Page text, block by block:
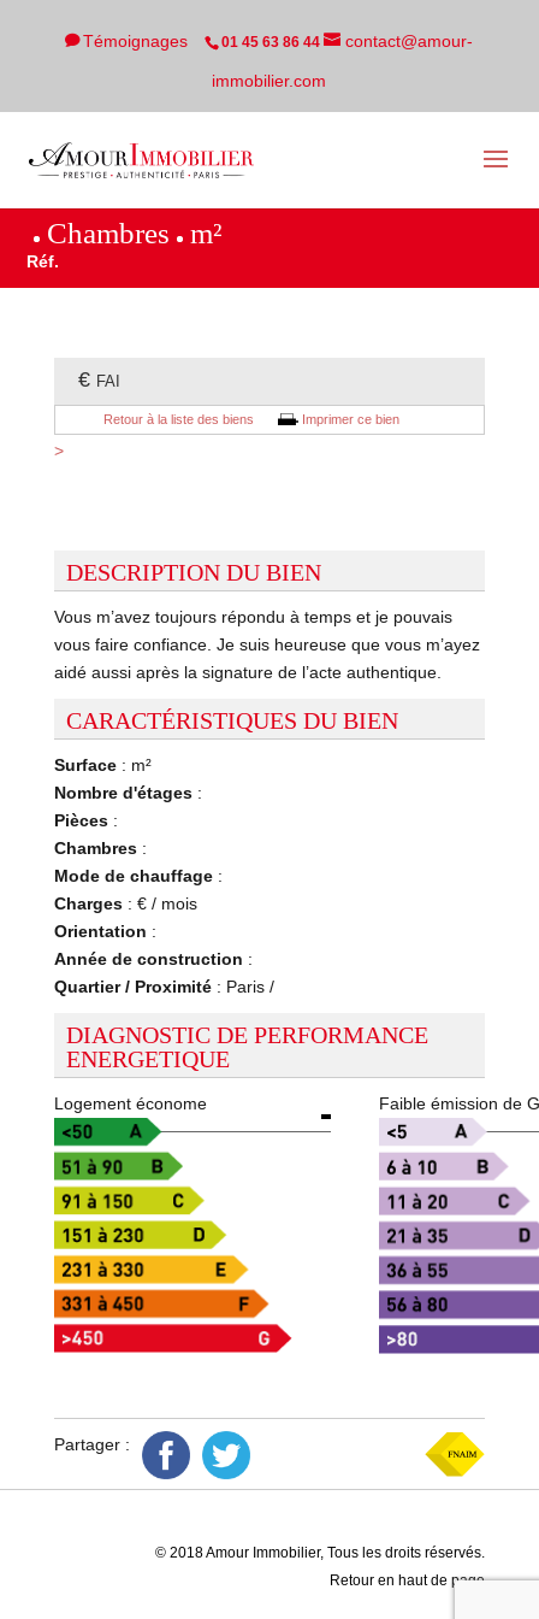
Témoignages 01 45 63 86 44 contact@amour-
immobilier.com
Chambres m²
Réf.
€ FAI
Retour à la liste des biens Imprimer ce bien
>
DESCRIPTION DU BIEN
Vous m’avez toujours répondu à temps et je pouvais
vous faire confiance. Je suis heureuse que vous m’ayez
aidé aussi après la signature de l’acte authentique.
CARACTÉRISTIQUES DU BIEN
Surface: m²
Nombre d'étages:
Pièces:
Chambres:
Mode de chauffage:
Charges: € / mois
Orientation :
Année de construction :
Quartier / Proximité: Paris /
DIAGNOSTIC DE PERFORMANCE
ENERGETIQUE
Logement économe Faible émission de
Partager :
© 2018 Amour Immobilier, Tous les droits réservés.
Retour en haut de page